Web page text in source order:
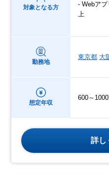
対象となる方
- Webア
上
勤務地
東京都 大
想定年収
600～
詳し